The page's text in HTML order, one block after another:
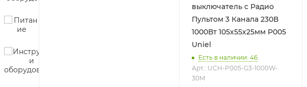
выключатель c Радио
Пультом 3 Канала 230В
1000Вт 105х55х25мм P005
Uniel
Есть в наличии: 46
Арт.: UCH-P005-G3-1000W-
30M